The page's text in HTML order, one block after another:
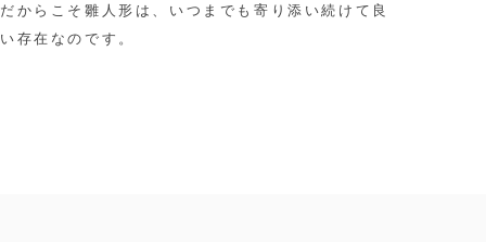
だからこそ雛人形は、いつまでも寄り添い続けて良
い存在なのです。